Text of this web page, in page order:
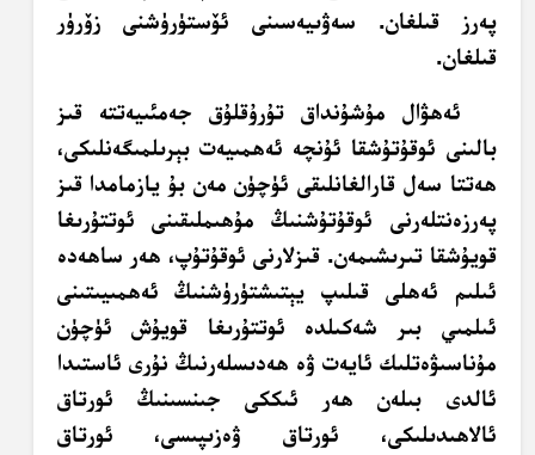
پەرز قىلغان. سەۋىيەسىنى ئۆستۈرۈشنى زۆرۈر
قىلغان.
ئەھۋال مۇشۇنداق تۇرۇقلۇق جەمئىيەتتە قىز
بالىنى ئوقۇتۇشقا ئۇنچە ئەھمىيەت بېرىلمىگەنلىكى،
ھەتتا سەل قارالغانلىقى ئۈچۈن مەن بۇ يازمامدا قىز
پەرزەنتلەرنى ئوقۇتۇشنىڭ مۇھىملىقىنى ئوتتۇرىغا
قويۇشقا تىرىشىمەن. قىزلارنى ئوقۇتۇپ، ھەر ساھەدە
ئىلىم ئەھلى قىلىپ يېتىشتۈرۈشنىڭ ئەھمىيىتىنى
ئىلمىي بىر شەكىلدە ئوتتۇرىغا قويۇش ئۈچۈن
مۇناسىۋەتلىك ئايەت ۋە ھەدىسلەرنىڭ نۇرى ئاستىدا
ئالدى بىلەن ھەر ئىككى جىنسىنىڭ ئورتاق
ئالاھىدىلىكى، ئورتاق ۋەزىپىسى، ئورتاق